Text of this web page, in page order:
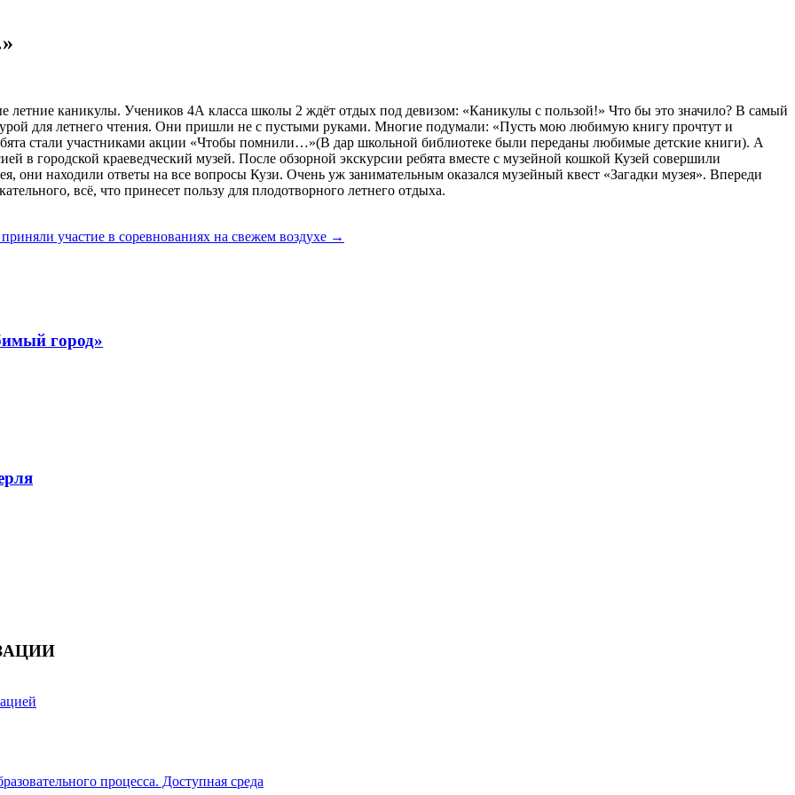
летние каникулы. Учеников 4А класса школы 2 ждёт отдых под девизом: «Каникулы с пользой!» Что бы это значило? В самый
для летнего чтения. Они пришли не с пустыми руками. Многие подумали: «Пусть мою любимую книгу прочтут и
участниками акции «Чтобы помнили…»(В дар школьной библиотеке были переданы любимые детские книги). А
в городской краеведческий музей. После обзорной экскурсии ребята вместе с музейной кошкой Кузей совершили
они находили ответы на все вопросы Кузи. Очень уж занимательным оказался музейный квест «Загадки музея». Впереди
всё, что принесет пользу для плодотворного летнего отдыха.
участие в соревнованиях на свежем воздухе →
город»
процесса. Доступная среда